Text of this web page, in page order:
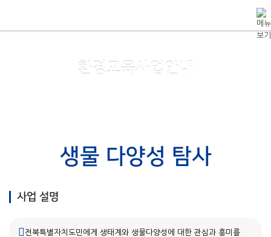
환경교육사업안내
생물 다양성 탐사
사업 설명
전북특별자치도민에게 생태계와 생물다양성에 대한 관심과 흥미를